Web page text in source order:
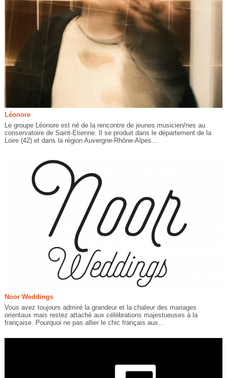
Léonore
Le groupe Léonore est né de la rencontre de jeunes musicien/nes au
conservatoire de Saint-Etienne. Il se produit dans le département de la
Loire (42) et dans la région Auvergne-Rhône-Alpes...
Noor Weddings
Vous avez toujours admiré la grandeur et la chaleur des mariages
orientaux mais restez attaché aux célébrations majestueuses à la
française. Pourquoi ne pas allier le chic français aux...